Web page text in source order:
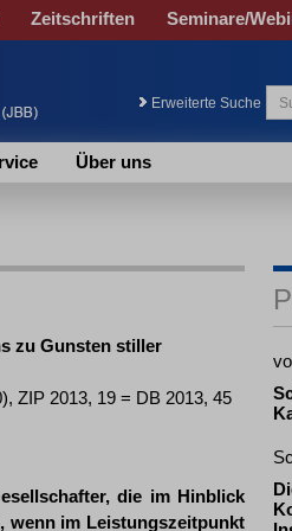
Zeitschriften Seminare/
Erweiterte Suche
Über uns
zu Gunsten stiller
ZIP 2013, 19 = DB 2013, 45
die im Hinblick
wenn im Leistungszeitpunkt